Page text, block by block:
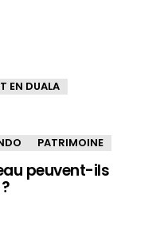
EN DUALA
PATRIMOINE
peuvent-ils